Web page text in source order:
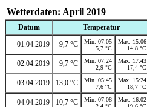
Wetterdaten: April 2019
Datum Temperatur
01.04.2019
9,7 °C
Min. 07:05
5,7 °C
Max. 15:06
14,8 °C
02.04.2019 9,7 °C
Min. 07:24
2,9 °C
Max. 17:43
17,4 °C
03.04.2019 13,0 °C
Min. 05:45
7,6 °C
Max. 15:24
18,7 °C
04.04.2019 10,7 °C
Min. 07:08
Max. 16:02